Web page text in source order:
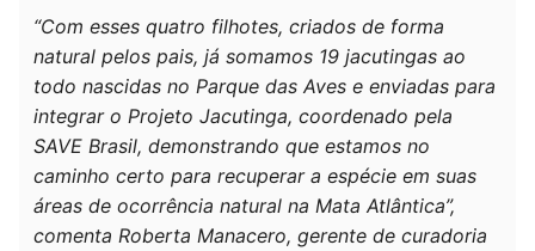
“Com esses quatro filhotes, criados de forma
natural pelos pais, já somamos 19 jacutingas ao
todo nascidas no Parque das Aves e enviadas para
integrar o Projeto Jacutinga, coordenado pela
SAVE Brasil, demonstrando que estamos no
caminho certo para recuperar a espécie em suas
áreas de ocorrência natural na Mata Atlântica”,
comenta Roberta Manacero, gerente de curadoria